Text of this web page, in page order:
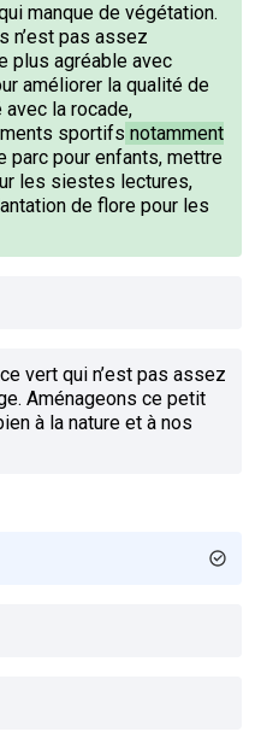
manque de végétation.
n’est pas assez
plus agréable avec
améliorer la qualité de
avec la rocade,
sportifs notamment
parc pour enfants, mettre
les siestes lectures,
de flore pour les
vert qui n’est pas assez
Aménageons ce petit
à la nature et à nos